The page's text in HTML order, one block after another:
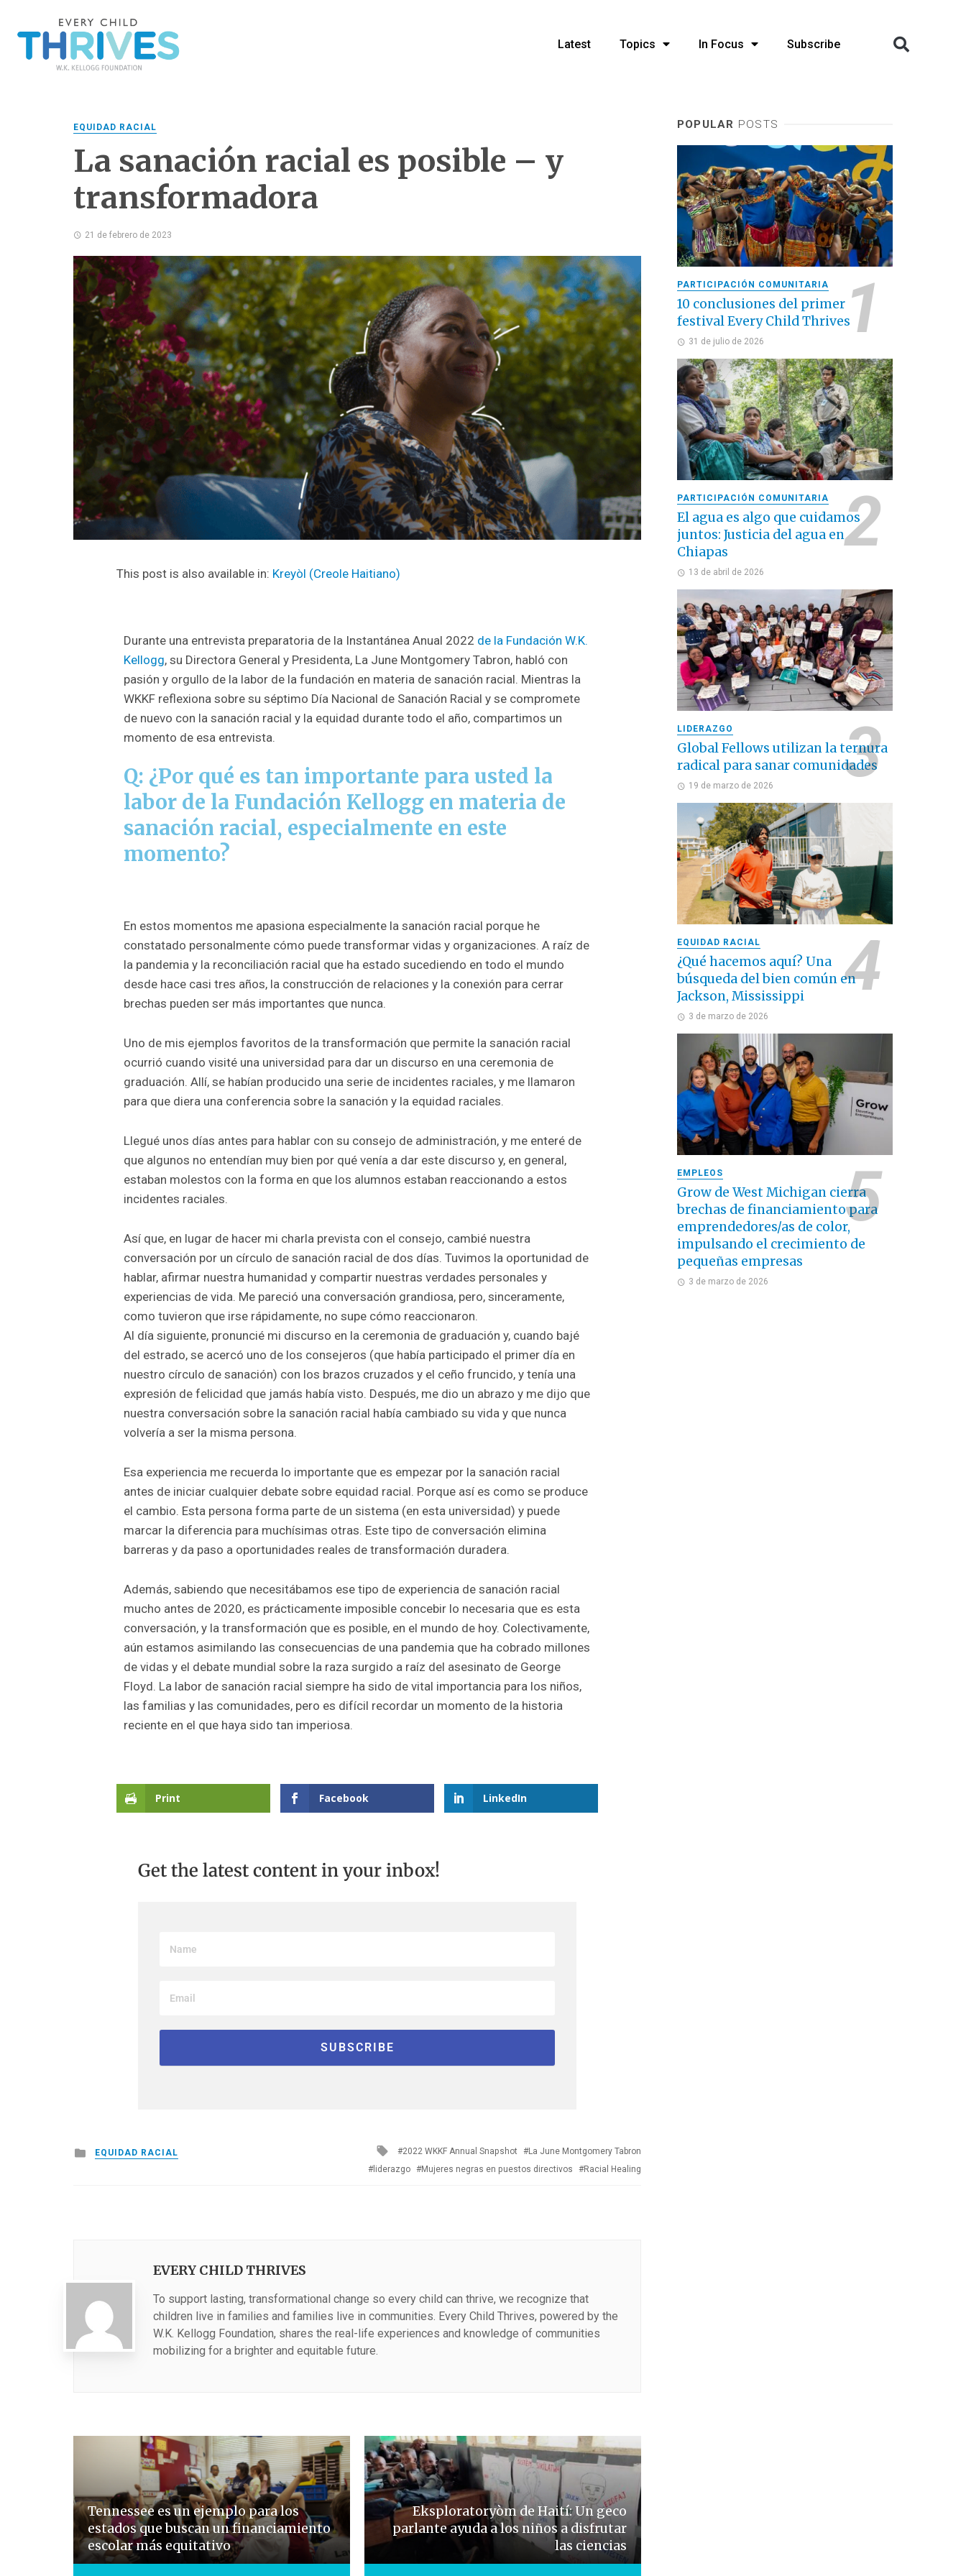
Latest Topics In Focus Subscribe
EQUIDAD RACIAL
La sanación racial es posible – y
transformadora
21 de febrero de 2023
This post is also available in: Kreyòl (Creole Haitiano)
Durante una entrevista preparatoria de la Instantánea Anual 2022 de la Fundación W.K.
Kellogg, su Directora General y Presidenta, La June Montgomery Tabron, habló con
pasión y orgullo de la labor de la fundación en materia de sanación racial. Mientras la
WKKF reflexiona sobre su séptimo Día Nacional de Sanación Racial y se compromete
de nuevo con la sanación racial y la equidad durante todo el año, compartimos un
momento de esa entrevista.
Q: ¿Por qué es tan importante para usted la
labor de la Fundación Kellogg en materia de
sanación racial, especialmente en este
momento?
En estos momentos me apasiona especialmente la sanación racial porque he
constatado personalmente cómo puede transformar vidas y organizaciones. A raíz de
la pandemia y la reconciliación racial que ha estado sucediendo en todo el mundo
desde hace casi tres años, la construcción de relaciones y la conexión para cerrar
brechas pueden ser más importantes que nunca.
Uno de mis ejemplos favoritos de la transformación que permite la sanación racial
ocurrió cuando visité una universidad para dar un discurso en una ceremonia de
graduación. Allí, se habían producido una serie de incidentes raciales, y me llamaron
para que diera una conferencia sobre la sanación y la equidad raciales.
Llegué unos días antes para hablar con su consejo de administración, y me enteré de
que algunos no entendían muy bien por qué venía a dar este discurso y, en general,
estaban molestos con la forma en que los alumnos estaban reaccionando a estos
incidentes raciales.
Así que, en lugar de hacer mi charla prevista con el consejo, cambié nuestra
conversación por un círculo de sanación racial de dos días. Tuvimos la oportunidad de
hablar, afirmar nuestra humanidad y compartir nuestras verdades personales y
experiencias de vida. Me pareció una conversación grandiosa, pero, sinceramente,
como tuvieron que irse rápidamente, no supe cómo reaccionaron.
Al día siguiente, pronuncié mi discurso en la ceremonia de graduación y, cuando bajé
del estrado, se acercó uno de los consejeros (que había participado el primer día en
nuestro círculo de sanación) con los brazos cruzados y el ceño fruncido, y tenía una
expresión de felicidad que jamás había visto. Después, me dio un abrazo y me dijo que
nuestra conversación sobre la sanación racial había cambiado su vida y que nunca
volvería a ser la misma persona.
Esa experiencia me recuerda lo importante que es empezar por la sanación racial
antes de iniciar cualquier debate sobre equidad racial. Porque así es como se produce
el cambio. Esta persona forma parte de un sistema (en esta universidad) y puede
marcar la diferencia para muchísimas otras. Este tipo de conversación elimina
barreras y da paso a oportunidades reales de transformación duradera.
Además, sabiendo que necesitábamos ese tipo de experiencia de sanación racial
mucho antes de 2020, es prácticamente imposible concebir lo necesaria que es esta
conversación, y la transformación que es posible, en el mundo de hoy. Colectivamente,
aún estamos asimilando las consecuencias de una pandemia que ha cobrado millones
de vidas y el debate mundial sobre la raza surgido a raíz del asesinato de George
Floyd. La labor de sanación racial siempre ha sido de vital importancia para los niños,
las familias y las comunidades, pero es difícil recordar un momento de la historia
reciente en el que haya sido tan imperiosa.
Print Facebook LinkedIn
Get the latest content in your inbox!
Posted
in
EQUIDAD RACIAL
Tagged
2022 WKKF Annual Snapshot
La June Montgomery Tabron
liderazgo
Mujeres negras en puestos directivos Racial Healing
EVERY CHILD THRIVES
To support lasting, transformational change so every child can thrive, we recognize that
children live in families and families live in communities. Every Child Thrives, powered by the
W.K. Kellogg Foundation, shares the real-life experiences and knowledge of communities
mobilizing for a brighter and equitable future.
Tennessee es un ejemplo para los
estados que buscan un financiamiento
escolar más equitativo
Eksploratoryòm de Haití: Un geco
parlante ayuda a los niños a disfrutar
las ciencias
POPULAR POSTS
PARTICIPACIÓN COMUNITARIA
10 conclusiones del primer
festival Every Child Thrives
31 de julio de 2026
PARTICIPACIÓN COMUNITARIA
El agua es algo que cuidamos
juntos: Justicia del agua en
Chiapas
13 de abril de 2026
LIDERAZGO
Global Fellows utilizan la ternura
radical para sanar comunidades
19 de marzo de 2026
EQUIDAD RACIAL
¿Qué hacemos aquí? Una
búsqueda del bien común en
Jackson, Mississippi
3 de marzo de 2026
EMPLEOS
Grow de West Michigan cierra
brechas de financiamiento para
emprendedores/as de color,
impulsando el crecimiento de
pequeñas empresas
3 de marzo de 2026